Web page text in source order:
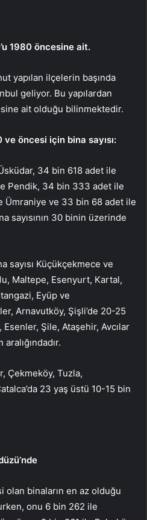
1980 öncesine ait.
yapılan ilçelerin başında
geliyor. Bu yapılardan
ait olduğu bilinmektedir.
öncesi için bina sayısı:
34 bin 618 adet ile
Pendik, 34 bin 333 adet ile
Ümraniye ve 33 bin 68 adet ile
sayısının 30 binin üzerinde
sayısı Küçükçekmece ve
Maltepe, Esenyurt, Kartal,
Eyüp ve
Arnavutköy, Şişli’de 20-25
Esenler, Şile, Ataşehir, Avcılar
Çekmeköy, Tuzla,
23 yaş üstü 10-15 bin
olan binaların en az olduğu
onu 6 bin 262 ile